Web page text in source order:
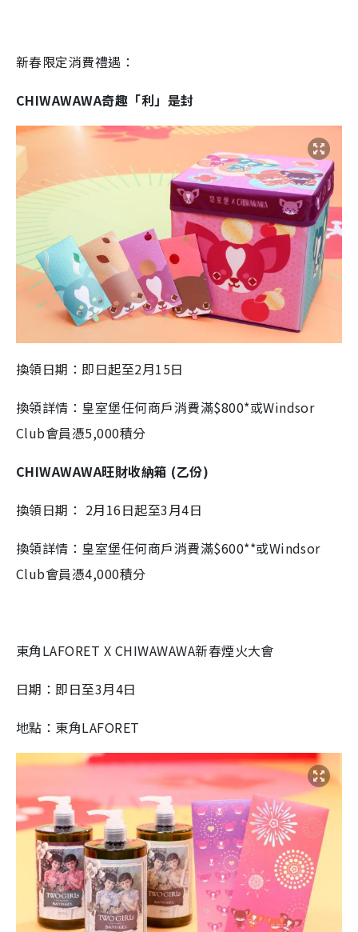
新春限定消費禮遇：
CHIWAWAWA奇趣「利」是封
換領日期： 即日起至2月15日
換領詳情：皇室堡任何商戶消費滿$800*或Windsor
Club會員憑5,000積分
CHIWAWAWA旺財收納箱 (乙份)
換領日期： 2月16日起至3月4日
換領詳情：皇室堡任何商戶消費滿$600**或Windsor
Club會員憑4,000積分
東角LAFORET X CHIWAWAWA新春煙火大會
日期： 即日至3月4日
地點： 東角LAFORET